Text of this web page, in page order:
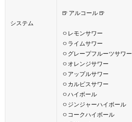
システム
🍺 アルコール 🍺
ㅇレモンサワー
ㅇライムサワー
ㅇグレープフルーツサワー
ㅇオレンジサワー
ㅇアップルサワー
ㅇカルピスサワー
ㅇハイボール
ㅇジンジャーハイボール
ㅇコークハイボール